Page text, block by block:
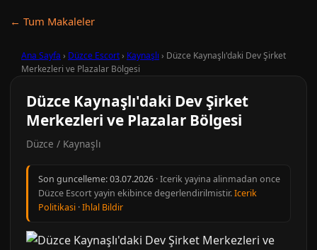
← Tum Makaleler
Ana Sayfa › Düzce Escort› Kaynaşlı › Düzce Kaynaşlı'daki Dev Şirket
Merkezleri ve Plazalar Bölgesi
Düzce Kaynaşlı'daki Dev Şirket
Merkezleri ve Plazalar Bölgesi
Düzce / Kaynaşlı
Son guncelleme:03.07.2026 · Icerik yayina alinmadan once
Düzce Escort yayin ekibince degerlendirilmistir.Icerik
Politikasi ·Ihlal Bildir